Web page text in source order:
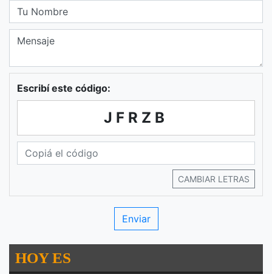
Escribí este código:
JFRZB
CAMBIAR LETRAS
HOY ES